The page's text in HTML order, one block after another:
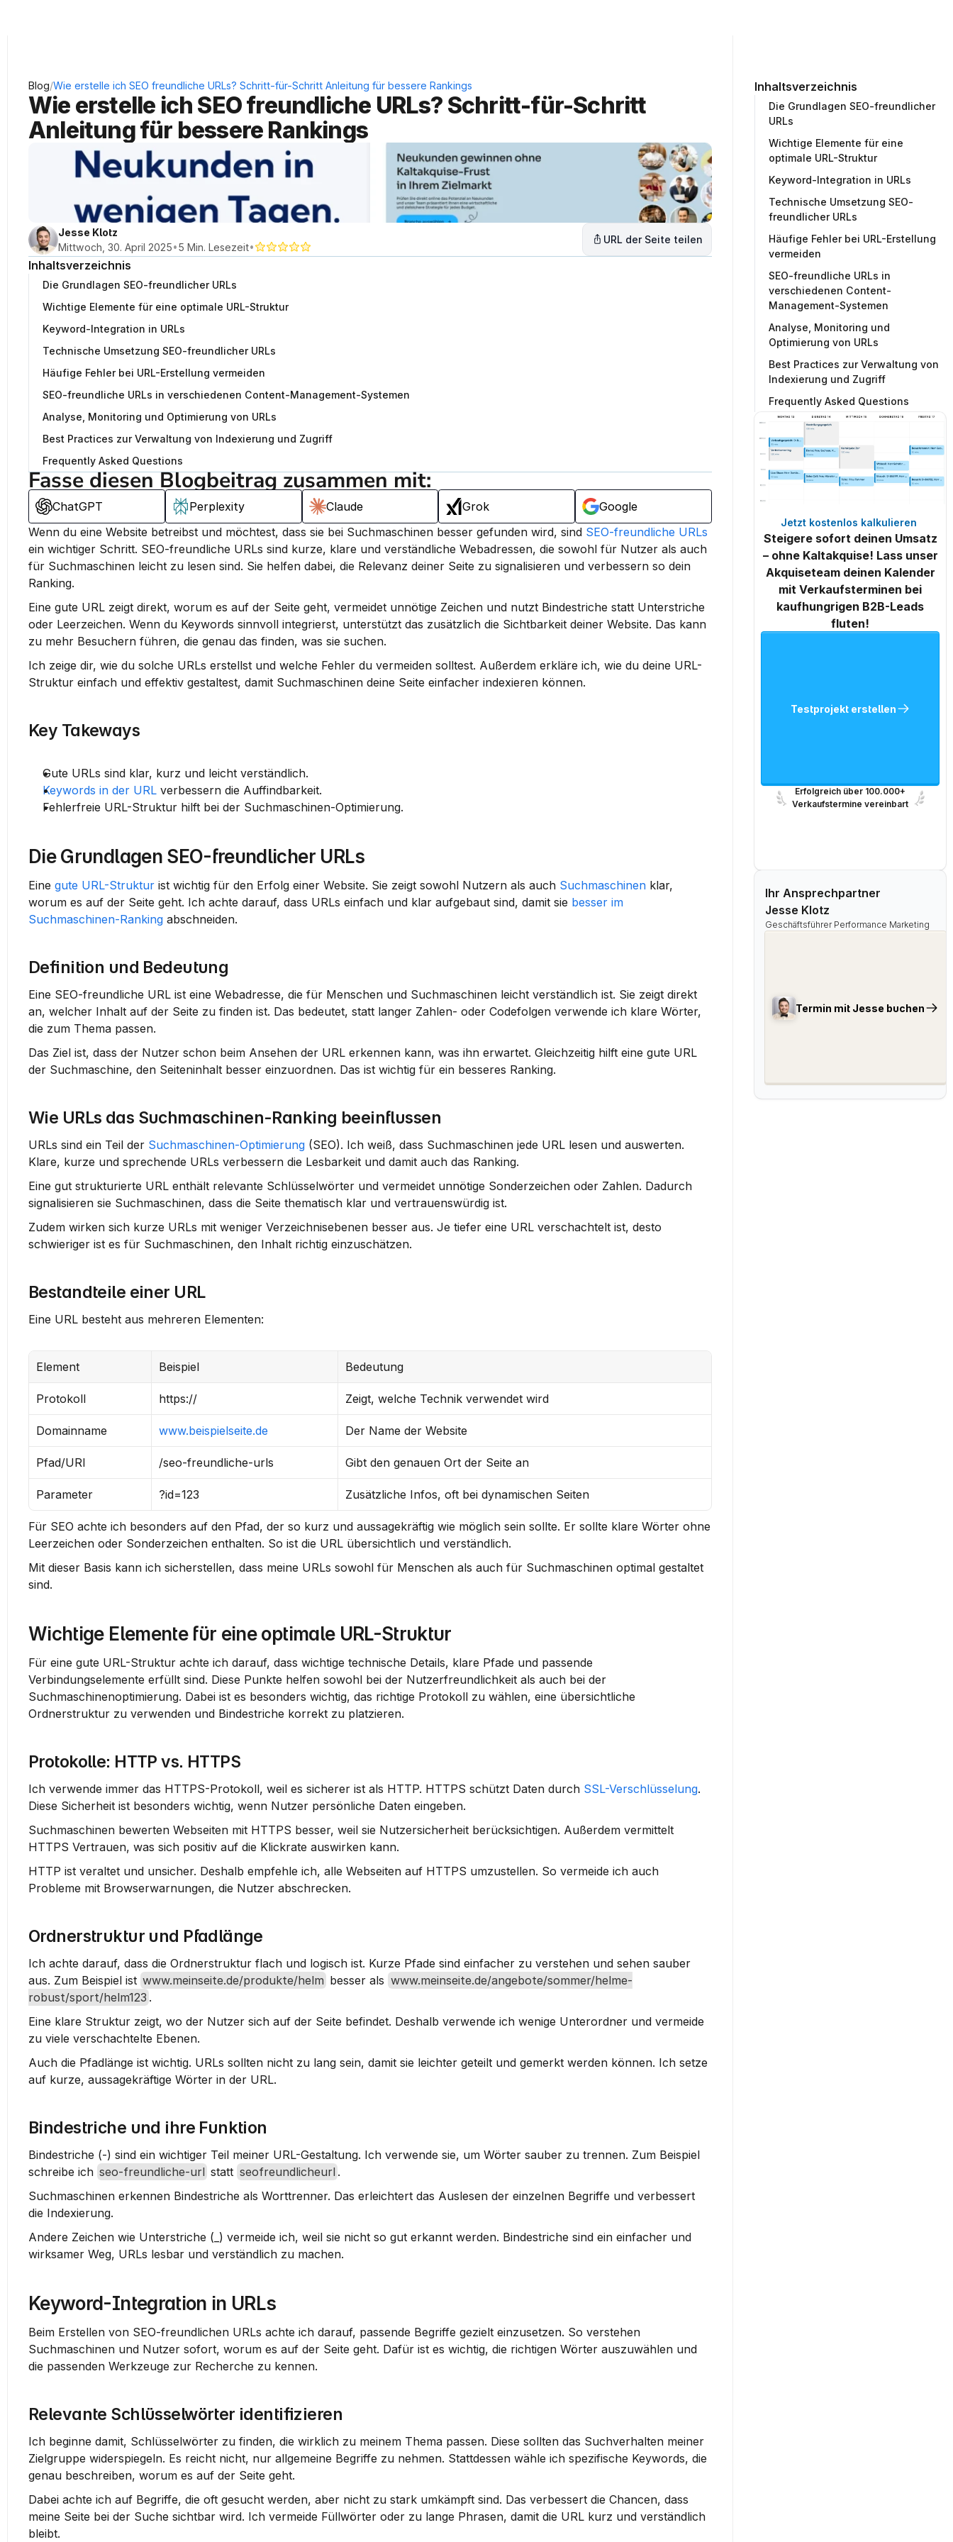
Inhaltsverzeichnis
Die Grundlagen SEO-freundlicher
URLs
Wichtige Elemente für eine
optimale URL-Struktur
Keyword-Integration in URLs
Technische Umsetzung SEO-
freundlicher URLs
Häufige Fehler bei URL-Erstellung
vermeiden
SEO-freundliche URLs in
verschiedenen Content-
Management-Systemen
Analyse, Monitoring und
Optimierung von URLs
Best Practices zur Verwaltung von
Indexierung und Zugriff
Frequently Asked Questions
Jetzt kostenlos kalkulieren
Steigere sofort deinen Umsatz
– ohne Kaltakquise! Lass unser
Akquiseteam deinen Kalender
mit Verkaufsterminen bei
kaufhungrigen B2B-Leads
fluten!
Testprojekt erstellen
Erfolgreich über 100.000+
Verkaufstermine vereinbart
Ihr Ansprechpartner
Jesse Klotz
Geschäftsführer Performance Marketing
Termin mit Jesse buchen
Blog/Wie erstelle ich SEO freundliche URLs? Schritt-für-Schritt Anleitung für bessere Rankings
Wie erstelle ich SEO freundliche URLs? Schritt-für-Schritt
Anleitung für bessere Rankings
Jesse Klotz
Mittwoch, 30. April 2025•5 Min. Lesezeit•
URL der Seite teilen
Inhaltsverzeichnis
Die Grundlagen SEO-freundlicher URLs
Wichtige Elemente für eine optimale URL-Struktur
Keyword-Integration in URLs
Technische Umsetzung SEO-freundlicher URLs
Häufige Fehler bei URL-Erstellung vermeiden
SEO-freundliche URLs in verschiedenen Content-Management-Systemen
Analyse, Monitoring und Optimierung von URLs
Best Practices zur Verwaltung von Indexierung und Zugriff
Frequently Asked Questions
Fasse diesen Blogbeitrag zusammen mit:
ChatGPT Perplexity Claude Grok
Google
Wenn du eine Website betreibst und möchtest, dass sie bei Suchmaschinen besser gefunden wird, sind SEO-freundliche URLs
ein wichtiger Schritt. SEO-freundliche URLs sind kurze, klare und verständliche Webadressen, die sowohl für Nutzer als auch
für Suchmaschinen leicht zu lesen sind. Sie helfen dabei, die Relevanz deiner Seite zu signalisieren und verbessern so dein
Ranking.
Eine gute URL zeigt direkt, worum es auf der Seite geht, vermeidet unnötige Zeichen und nutzt Bindestriche statt Unterstriche
oder Leerzeichen. Wenn du Keywords sinnvoll integrierst, unterstützt das zusätzlich die Sichtbarkeit deiner Website. Das kann
zu mehr Besuchern führen, die genau das finden, was sie suchen.
Ich zeige dir, wie du solche URLs erstellst und welche Fehler du vermeiden solltest. Außerdem erkläre ich, wie du deine URL-
Struktur einfach und effektiv gestaltest, damit Suchmaschinen deine Seite einfacher indexieren können.
Key Takeways
Gute URLs sind klar, kurz und leicht verständlich.
Keywords in der URL verbessern die Auffindbarkeit.
Fehlerfreie URL-Struktur hilft bei der Suchmaschinen-Optimierung.
Die Grundlagen SEO-freundlicher URLs
Eine gute URL-Struktur ist wichtig für den Erfolg einer Website. Sie zeigt sowohl Nutzern als auch Suchmaschinen klar,
worum es auf der Seite geht. Ich achte darauf, dass URLs einfach und klar aufgebaut sind, damit sie besser im
Suchmaschinen-Ranking abschneiden.
Definition und Bedeutung
Eine SEO-freundliche URL ist eine Webadresse, die für Menschen und Suchmaschinen leicht verständlich ist. Sie zeigt direkt
an, welcher Inhalt auf der Seite zu finden ist. Das bedeutet, statt langer Zahlen- oder Codefolgen verwende ich klare Wörter,
die zum Thema passen.
Das Ziel ist, dass der Nutzer schon beim Ansehen der URL erkennen kann, was ihn erwartet. Gleichzeitig hilft eine gute URL
der Suchmaschine, den Seiteninhalt besser einzuordnen. Das ist wichtig für ein besseres Ranking.
Wie URLs das Suchmaschinen-Ranking beeinflussen
URLs sind ein Teil der Suchmaschinen-Optimierung (SEO). Ich weiß, dass Suchmaschinen jede URL lesen und auswerten.
Klare, kurze und sprechende URLs verbessern die Lesbarkeit und damit auch das Ranking.
Eine gut strukturierte URL enthält relevante Schlüsselwörter und vermeidet unnötige Sonderzeichen oder Zahlen. Dadurch
signalisieren sie Suchmaschinen, dass die Seite thematisch klar und vertrauenswürdig ist.
Zudem wirken sich kurze URLs mit weniger Verzeichnisebenen besser aus. Je tiefer eine URL verschachtelt ist, desto
schwieriger ist es für Suchmaschinen, den Inhalt richtig einzuschätzen.
Bestandteile einer URL
Eine URL besteht aus mehreren Elementen:
Element Beispiel Bedeutung
Protokoll https:// Zeigt, welche Technik verwendet wird
Domainname www.beispielseite.de Der Name der Website
Pfad/URI /seo-freundliche-urls Gibt den genauen Ort der Seite an
Parameter ?id=123 Zusätzliche Infos, oft bei dynamischen Seiten
Für SEO achte ich besonders auf den Pfad, der so kurz und aussagekräftig wie möglich sein sollte. Er sollte klare Wörter ohne
Leerzeichen oder Sonderzeichen enthalten. So ist die URL übersichtlich und verständlich.
Mit dieser Basis kann ich sicherstellen, dass meine URLs sowohl für Menschen als auch für Suchmaschinen optimal gestaltet
sind.
Wichtige Elemente für eine optimale URL-Struktur
Für eine gute URL-Struktur achte ich darauf, dass wichtige technische Details, klare Pfade und passende
Verbindungselemente erfüllt sind. Diese Punkte helfen sowohl bei der Nutzerfreundlichkeit als auch bei der
Suchmaschinenoptimierung. Dabei ist es besonders wichtig, das richtige Protokoll zu wählen, eine übersichtliche
Ordnerstruktur zu verwenden und Bindestriche korrekt zu platzieren.
Protokolle: HTTP vs. HTTPS
Ich verwende immer das HTTPS-Protokoll, weil es sicherer ist als HTTP. HTTPS schützt Daten durch SSL-Verschlüsselung.
Diese Sicherheit ist besonders wichtig, wenn Nutzer persönliche Daten eingeben.
Suchmaschinen bewerten Webseiten mit HTTPS besser, weil sie Nutzersicherheit berücksichtigen. Außerdem vermittelt
HTTPS Vertrauen, was sich positiv auf die Klickrate auswirken kann.
HTTP ist veraltet und unsicher. Deshalb empfehle ich, alle Webseiten auf HTTPS umzustellen. So vermeide ich auch
Probleme mit Browserwarnungen, die Nutzer abschrecken.
Ordnerstruktur und Pfadlänge
Ich achte darauf, dass die Ordnerstruktur flach und logisch ist. Kurze Pfade sind einfacher zu verstehen und sehen sauber
aus. Zum Beispiel ist www.meinseite.de/produkte/helm besser als www.meinseite.de/angebote/sommer/helme-
robust/sport/helm123 .
Eine klare Struktur zeigt, wo der Nutzer sich auf der Seite befindet. Deshalb verwende ich wenige Unterordner und vermeide
zu viele verschachtelte Ebenen.
Auch die Pfadlänge ist wichtig. URLs sollten nicht zu lang sein, damit sie leichter geteilt und gemerkt werden können. Ich setze
auf kurze, aussagekräftige Wörter in der URL.
Bindestriche und ihre Funktion
Bindestriche (-) sind ein wichtiger Teil meiner URL-Gestaltung. Ich verwende sie, um Wörter sauber zu trennen. Zum Beispiel
schreibe ich seo-freundliche-url statt seofreundlicheurl .
Suchmaschinen erkennen Bindestriche als Worttrenner. Das erleichtert das Auslesen der einzelnen Begriffe und verbessert
die Indexierung.
Andere Zeichen wie Unterstriche (_) vermeide ich, weil sie nicht so gut erkannt werden. Bindestriche sind ein einfacher und
wirksamer Weg, URLs lesbar und verständlich zu machen.
Keyword-Integration in URLs
Beim Erstellen von SEO-freundlichen URLs achte ich darauf, passende Begriffe gezielt einzusetzen. So verstehen
Suchmaschinen und Nutzer sofort, worum es auf der Seite geht. Dafür ist es wichtig, die richtigen Wörter auszuwählen und
die passenden Werkzeuge zur Recherche zu kennen.
Relevante Schlüsselwörter identifizieren
Ich beginne damit, Schlüsselwörter zu finden, die wirklich zu meinem Thema passen. Diese sollten das Suchverhalten meiner
Zielgruppe widerspiegeln. Es reicht nicht, nur allgemeine Begriffe zu nehmen. Stattdessen wähle ich spezifische Keywords, die
genau beschreiben, worum es auf der Seite geht.
Dabei achte ich auf Begriffe, die oft gesucht werden, aber nicht zu stark umkämpft sind. Das verbessert die Chancen, dass
meine Seite bei der Suche sichtbar wird. Ich vermeide Füllwörter oder zu lange Phrasen, damit die URL kurz und verständlich
bleibt.